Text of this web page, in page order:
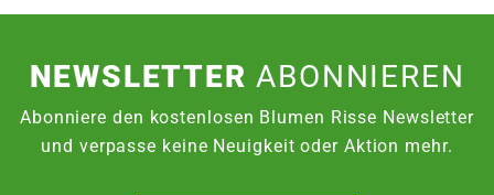
NEWSLETTERABONNIEREN
Abonniere den kostenlosen Blumen Risse Newsletter
und verpasse keine Neuigkeit oder Aktion mehr.